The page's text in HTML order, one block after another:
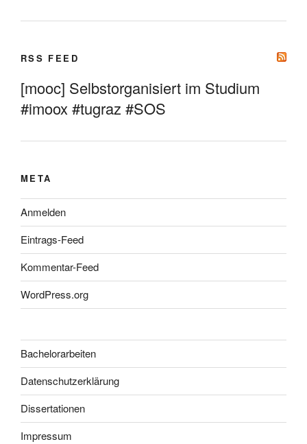
RSS FEED
[mooc] Selbstorganisiert im Studium
#imoox #tugraz #SOS
META
Anmelden
Eintrags-Feed
Kommentar-Feed
WordPress.org
Bachelorarbeiten
Datenschutzerklärung
Dissertationen
Impressum